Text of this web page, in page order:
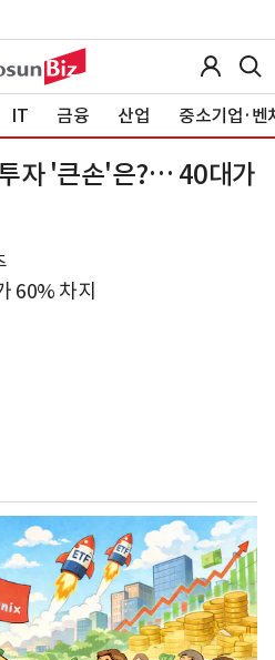
IT 금융 산업 중소기업·벤
자 '큰손'은?… 40대가
60% 차지